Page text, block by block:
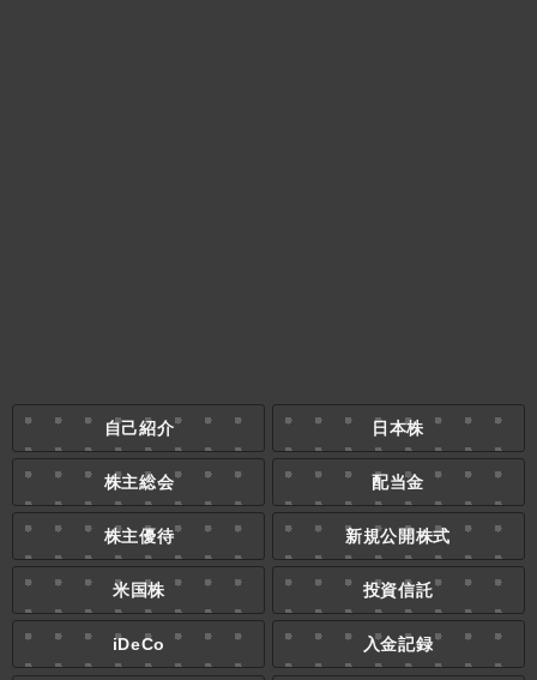
自己紹介 日本株
株主総会 配当金
株主優待 新規公開株式
米国株 投資信託
iDeCo 入金記録